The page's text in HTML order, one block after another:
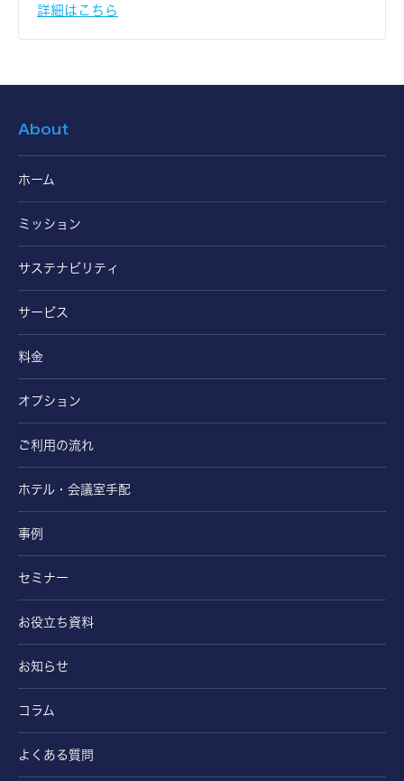
詳細はこちら
About
ホーム
ミッション
サステナビリティ
サービス
料金
オプション
ご利用の流れ
ホテル・会議室手配
事例
セミナー
お役立ち資料
お知らせ
コラム
よくある質問